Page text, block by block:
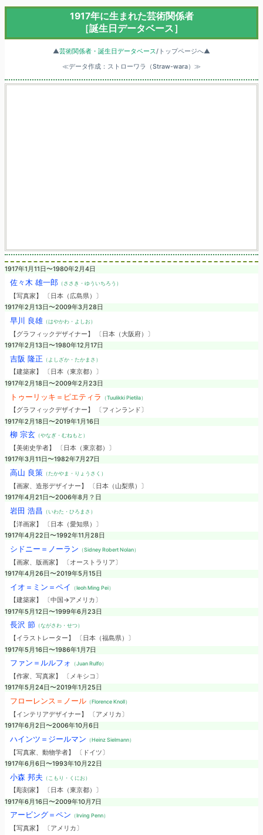
1917年に生まれた芸術関係者
［誕生日データベース］
▲芸術関係者・誕生日データベース/トップページへ▲
≪データ作成：ストローワラ（Straw-wara）≫
1917年1月11日〜1980年2月4日
佐々木 雄一郎（ささき・ゆういちろう）
【写真家】 〔日本（広島県）〕
1917年2月13日〜2009年3月28日
早川 良雄（はやかわ・よしお）
【グラフィックデザイナー】 〔日本（大阪府）〕
1917年2月13日〜1980年12月17日
吉阪 隆正 （よしざか・たかまさ）
【建築家】 〔日本（東京都）〕
1917年2月18日〜2009年2月23日
トゥーリッキ＝ピエティラ （Tuulikki Pietila）
【グラフィックデザイナー】 〔フィンランド〕
1917年2月18日〜2019年1月16日
柳 宗玄（やなぎ・むねもと）
【美術史学者】 〔日本（東京都）〕
1917年3月11日〜1982年7月27日
高山 良策 （たかやま・りょうさく）
【画家、造形デザイナー】 〔日本（山梨県）〕
1917年4月21日〜2006年8月？日
岩田 浩昌 （いわた・ひろまさ）
【洋画家】 〔日本（愛知県）〕
1917年4月22日〜1992年11月28日
シドニー＝ノーラン （Sidney Robert Nolan）
【画家、版画家】 〔オーストラリア〕
1917年4月26日〜2019年5月15日
イオ＝ミン＝ペイ （Ieoh Ming Pei）
【建築家】 〔中国→アメリカ〕
1917年5月12日〜1999年6月23日
長沢 節 （ながさわ・せつ）
【イラストレーター】 〔日本（福島県）〕
1917年5月16日〜1986年1月7日
ファン＝ルルフォ （Juan Rulfo）
【作家、写真家】 〔メキシコ〕
1917年5月24日〜2019年1月25日
フローレンス＝ノール（Florence Knoll）
【インテリアデザイナー】 〔アメリカ〕
1917年6月2日〜2006年10月6日
ハインツ＝ジールマン （Heinz Sielmann）
【写真家、動物学者】 〔ドイツ〕
1917年6月6日〜1993年10月22日
小森 邦夫 （こもり・くにお）
【彫刻家】 〔日本（東京都）〕
1917年6月16日〜2009年10月7日
アービング＝ペン （Irving Penn）
【写真家】 〔アメリカ〕